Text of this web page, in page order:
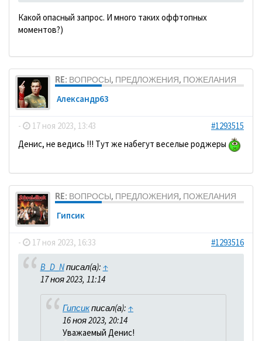
Какой опасный запрос. И много таких оффтопных
моментов?)
RE: ВОПРОСЫ, ПРЕДЛОЖЕНИЯ, ПОЖЕЛАНИЯ
Александр63
- 17 ноя 2023, 13:43
#1293515
Денис, не ведись !!! Тут же набегут веселые роджеры
RE: ВОПРОСЫ, ПРЕДЛОЖЕНИЯ, ПОЖЕЛАНИЯ
Гипсик
- 17 ноя 2023, 16:33 #1293516
B_D_Nписал(а): ↑
17 ноя 2023, 11:14
Гипсикписал(а): ↑
16 ноя 2023, 20:14
Уважаемый Денис!